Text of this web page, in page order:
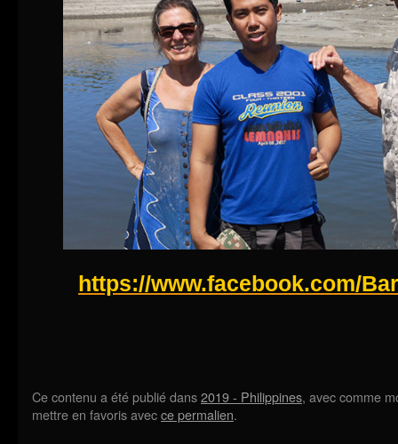
https://www.facebook.com/
Ce contenu a été publié dans2019 - Philippines, avec comme
mettre en favoris avecce permalien.